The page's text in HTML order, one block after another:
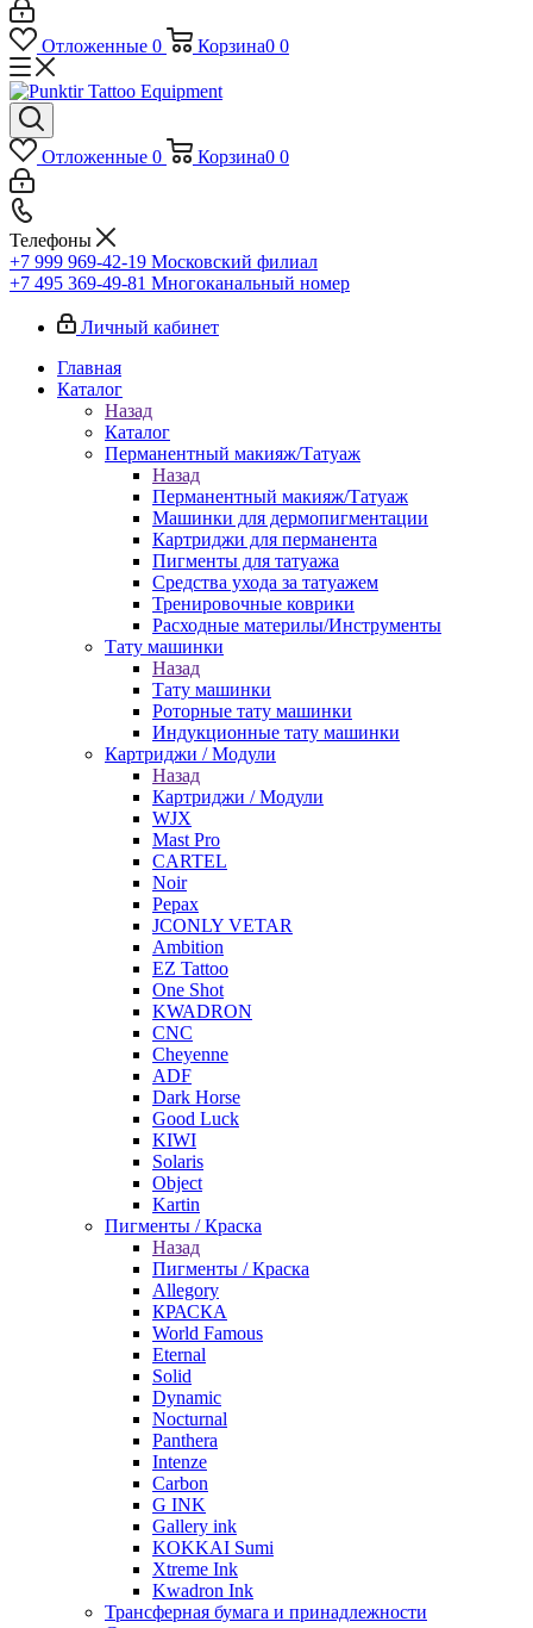
Отложенные 0 Корзина0 0
Отложенные 0 Корзина0 0
Телефоны
+7 999 969-42-19 Московский филиал
+7 495 369-49-81 Многоканальный номер
Личный кабинет
Главная
Каталог
Назад
Каталог
Перманентный макияж/Татуаж
Назад
Перманентный макияж/Татуаж
Машинки для дермопигментации
Картриджи для перманента
Пигменты для татуажа
Средства ухода за татуажем
Тренировочные коврики
Расходные материлы/Инструменты
Тату машинки
Назад
Тату машинки
Роторные тату машинки
Индукционные тату машинки
Картриджи / Модули
Назад
Картриджи / Модули
WJX
Mast Pro
CARTEL
Noir
Pepax
JCONLY VETAR
Ambition
EZ Tattoo
One Shot
KWADRON
CNC
Cheyenne
ADF
Dark Horse
Good Luck
KIWI
Solaris
Object
Kartin
Пигменты / Краска
Назад
Пигменты / Краска
Allegory
КРАСКА
World Famous
Eternal
Solid
Dynamic
Nocturnal
Panthera
Intenze
Carbon
G INK
Gallery ink
KOKKAI Sumi
Xtreme Ink
Kwadron Ink
Трансферная бумага и принадлежности